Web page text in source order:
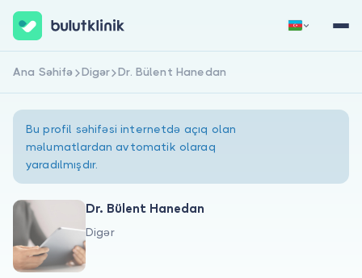
Haqqımızda
Xəstələr üçün
Qeydiyyat
Ana Səhifə Digər Dr. Bülent Hanedan
Bu profil səhifəsi internetdə açıq olan
məlumatlardan avtomatik olaraq
yaradılmışdır.
Dr. Bülent Hanedan
Digər